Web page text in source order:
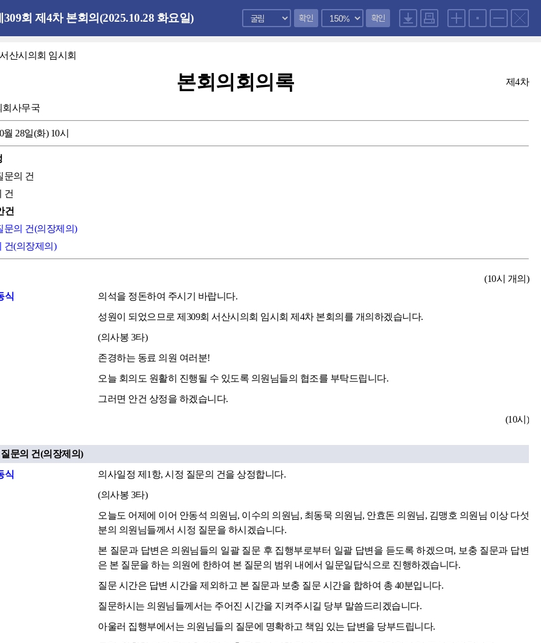
309회 제4차 본회의(2025.10.28 화요일) 확인 확인
산시의회 임시회
본회의회의록 제4차
회사무국
월 28일(화) 10시
문의 건
건
건
문의 건(의장제의)
건(의장제의)
(10시 개의)
식
의석을 정돈하여 주시기 바랍니다.
성원이 되었으므로 제309회 서산시의회 임시회 제4차 본회의를 개의하겠습니다.
(의사봉 3타)
존경하는 동료 의원 여러분!
오늘 회의도 원활히 진행될 수 있도록 의원님들의 협조를 부탁드립니다.
그러면 안건 상정을 하겠습니다.
(10시)
문의 건(의장제의)
식
의사일정 제1항, 시정 질문의 건을 상정합니다.
(의사봉 3타)
오늘도 어제에 이어 안동석 의원님, 이수의 의원님, 최동묵 의원님, 안효돈 의원님, 김맹호 의원님 이상 다섯
분의 의원님들께서 시정 질문을 하시겠습니다.
본 질문과 답변은 의원님들의 일괄 질문 후 집행부로부터 일괄 답변을 듣도록 하겠으며, 보충 질문과 답변
은 본 질문을 하는 의원에 한하여 본 질문의 범위 내에서 일문일답식으로 진행하겠습니다.
질문 시간은 답변 시간을 제외하고 본 질문과 보충 질문 시간을 합하여 총 40분입니다.
질문하시는 의원님들께서는 주어진 시간을 지켜주시길 당부 말씀드리겠습니다.
아울러 집행부에서는 의원님들의 질문에 명확하고 책임 있는 답변을 당부드립니다.